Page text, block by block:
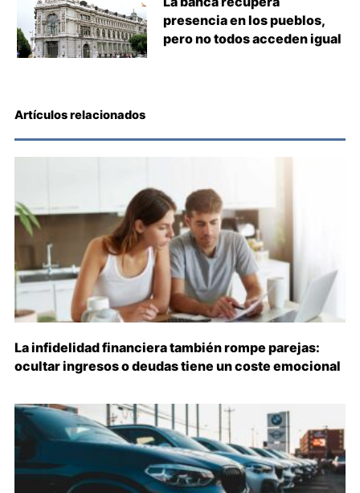
presencia en los pueblos,
pero no todos acceden igual
Artículos relacionados
La infidelidad financiera también rompe parejas:
ocultar ingresos o deudas tiene un coste emocional